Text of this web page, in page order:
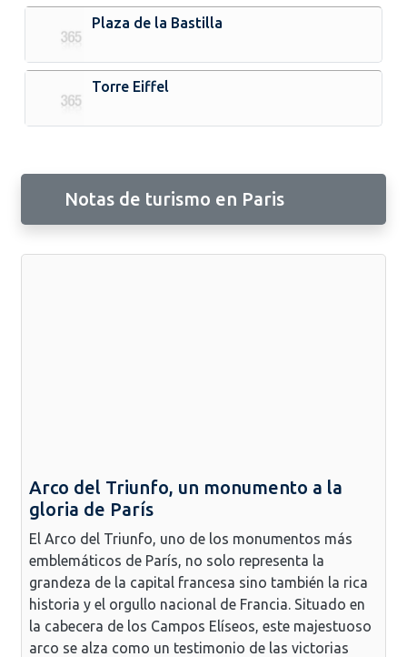
Plaza de la Bastilla
Torre Eiffel
Notas de turismo en Paris
Arco del Triunfo, un monumento a la
gloria de París
El Arco del Triunfo, uno de los monumentos más
emblemáticos de París, no solo representa la
grandeza de la capital francesa sino también la rica
historia y el orgullo nacional de Francia. Situado en
la cabecera de los Campos Elíseos, este majestuoso
arco se alza como un testimonio de las victorias